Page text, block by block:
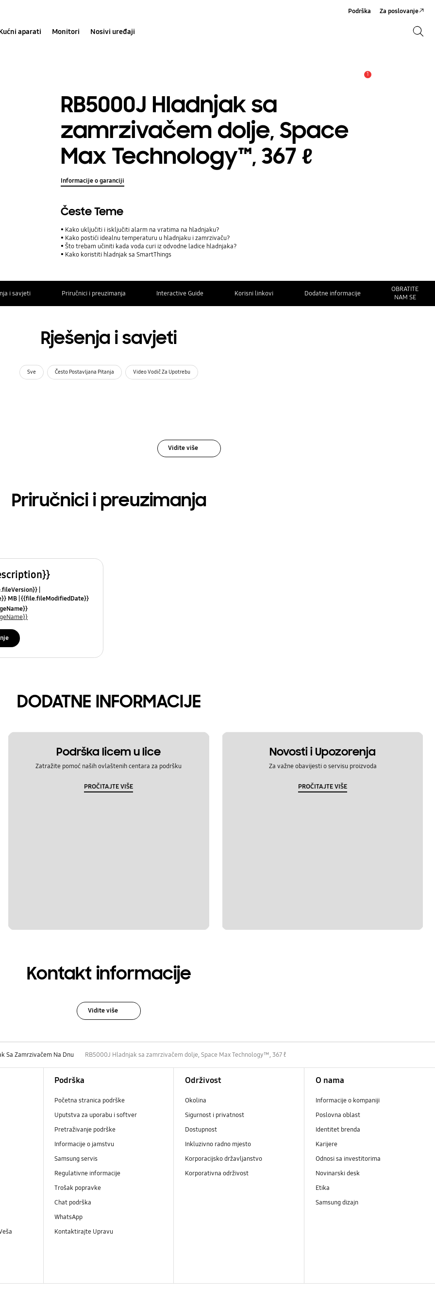
aparati Monitori Nosivi uređaji
Podrška Za poslovanje
1
RB5000J Hladnjak sa
zamrzivačem dolje, Space
Max Technology™, 367 ℓ
Informacije o garanciji
Česte Teme
Kako uključiti i isključiti alarm na vratima na hladnjaku?
Kako postići idealnu temperaturu u hladnjaku i zamrzivaču?
Što trebam učiniti kada voda curi iz odvodne ladice hladnjaka?
Kako koristiti hladnjak sa SmartThings
i savjeti Priručnici i preuzimanja Interactive Guide Korisni linkovi Dodatne informacije
OBRATITE
NAM SE
Rješenja i savjeti
Sve Često Postavljana Pitanja Video Vodič Za Upotrebu
Vidite više
Priručnici i preuzimanja
MB {{file.fileModifiedDate}}
DODATNE INFORMACIJE
Podrška licem u lice
Zatražite pomoć naših ovlaštenih centara za podršku
PROČITAJTE VIŠE
Novosti i Upozorenja
Za važne obavijesti o servisu proizvoda
PROČITAJTE VIŠE
Kontakt informacije
Vidite više
Sa Zamrzivačem Na Dnu RB5000J Hladnjak sa zamrzivačem dolje, Space Max Technology™, 367 ℓ
Podrška
Početna stranica podrške
Uputstva za uporabu i softver
Pretraživanje podrške
Informacije o jamstvu
Samsung servis
Regulativne informacije
Trošak popravke
Chat podrška
WhatsApp
Kontaktirajte Upravu
Održivost
Okolina
Sigurnost i privatnost
Dostupnost
Inkluzivno radno mjesto
Korporacijsko državljanstvo
Korporativna održivost
O nama
Informacije o kompaniji
Poslovna oblast
Identitet brenda
Karijere
Odnosi sa investitorima
Novinarski desk
Etika
Samsung dizajn